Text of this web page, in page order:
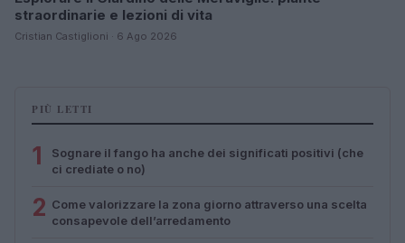
straordinarie e lezioni di vita
Cristian Castiglioni · 6 Ago 2026
PIÙ LETTI
1
Sognare il fango ha anche dei significati positivi (che
ci crediate o no)
2 Come valorizzare la zona giorno attraverso una scelta
consapevole dell’arredamento